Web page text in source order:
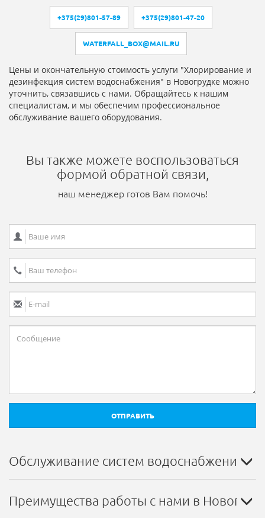
+375(29)801-57-89 +375(29)801-47-20
WATERFALL_BOX@MAIL.RU
Цены и окончательную стоимость услуги "Хлорирование и
дезинфекция систем водоснабжения" в Новогрудке можно
уточнить, связавшись с нами. Обращайтесь к нашим
специалистам, и мы обеспечим профессиональное
обслуживание вашего оборудования.
Вы также можете воспользоваться
формой обратной связи,
наш менеджер готов Вам помочь!
ОТПРАВИТЬ
Обслуживание систем водоснабжения в
Преимущества работы с нами в